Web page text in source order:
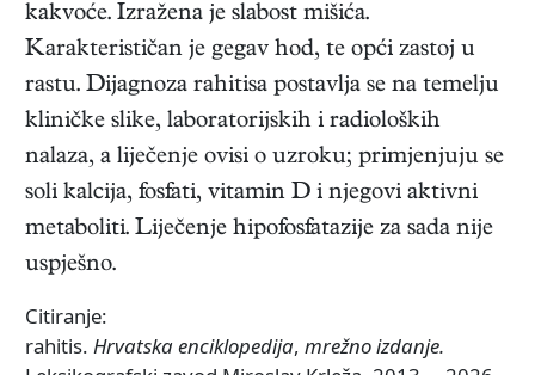
kakvoće. Izražena je slabost mišića.
Karakterističan je gegav hod, te opći zastoj u
rastu. Dijagnoza rahitisa postavlja se na temelju
kliničke slike, laboratorijskih i radioloških
nalaza, a liječenje ovisi o uzroku; primjenjuju se
soli kalcija, fosfati, vitamin D i njegovi aktivni
metaboliti. Liječenje hipofosfatazije za sada nije
uspješno.
Citiranje:
rahitis. Hrvatska enciklopedija, mrežno izdanje.